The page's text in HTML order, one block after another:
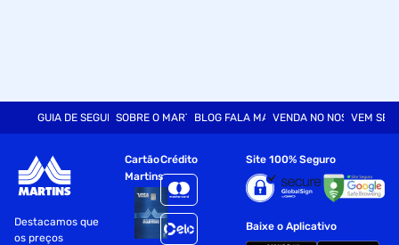
GUIA DE SEGURANÇASOBRE O MARTINSBLOG FALA MARTVENDA NO NOSSO SITE
VEM SER
Destacamos que
os preços
Cartão
Martins
Crédito Site 100% Seguro
Baixe o Aplicativo